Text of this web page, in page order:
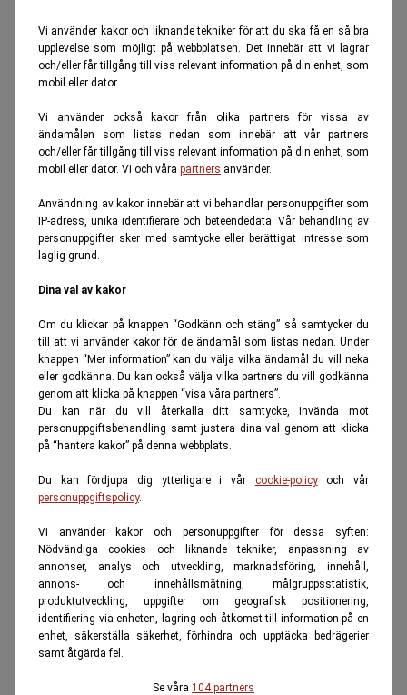
Vi använder kakor och liknande tekniker för att du ska få en så bra
upplevelse som möjligt på webbplatsen. Det innebär att vi lagrar
och/eller får tillgång till viss relevant information på din enhet, som
mobil eller dator.
Vi använder också kakor från olika partners för vissa av
ändamålen som listas nedan som innebär att vår partners
och/eller får tillgång till viss relevant information på din enhet, som
mobil eller dator. Vi och våra partners använder.
Användning av kakor innebär att vi behandlar personuppgifter som
IP-adress, unika identifierare och beteendedata. Vår behandling av
personuppgifter sker med samtycke eller berättigat intresse som
laglig grund.
Dina val av kakor
Om du klickar på knappen “Godkänn och stäng” så samtycker du
till att vi använder kakor för de ändamål som listas nedan. Under
knappen “Mer information” kan du välja vilka ändamål du vill neka
eller godkänna. Du kan också välja vilka partners du vill godkänna
genom att klicka på knappen “visa våra partners”.
Du kan när du vill återkalla ditt samtycke, invända mot
personuppgiftsbehandling samt justera dina val genom att klicka
på “hantera kakor” på denna webbplats.
Du kan fördjupa dig ytterligare i vår cookie-policyoch vår
personuppgiftspolicy.
Vi använder kakor och personuppgifter för dessa syften:
Nödvändiga cookies och liknande tekniker, anpassning av
annonser, analys och utveckling, marknadsföring, innehåll,
annons- och innehållsmätning, målgruppsstatistik,
produktutveckling, uppgifter om geografisk positionering,
identifiering via enheten, lagring och åtkomst till information på en
enhet, säkerställa säkerhet, förhindra och upptäcka bedrägerier
samt åtgärda fel.
Se våra 104 partners